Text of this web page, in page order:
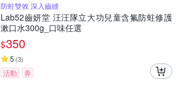
防蛀雙效 深入齒縫
Lab52齒妍堂 汪汪隊立大功兒童含氟防蛀修護
漱口水300g_口味任選
$350
5 (3)
活動
券